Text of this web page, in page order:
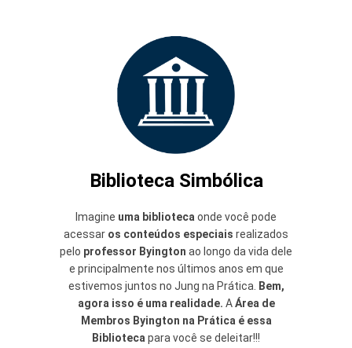
Biblioteca Simbólica
Imagine uma biblioteca onde você pode
acessar os conteúdos especiais realizados
pelo professor Byington ao longo da vida dele
e principalmente nos últimos anos em que
estivemos juntos no Jung na Prática.
Bem,
agora isso é uma realidade. AÁrea de
Membros Byington na Prática é essa
Biblioteca para você se deleitar!!!